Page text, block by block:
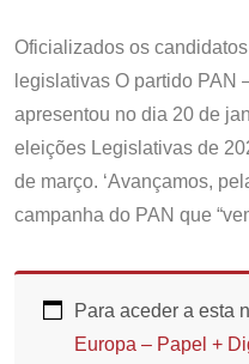
Oficializados os
legislativas O partido PAN
apresentou no dia 20 de
eleições Legislativas de
de março. ‘Avançamos,
campanha do PAN que
Para aceder a esta
Europa – Papel +